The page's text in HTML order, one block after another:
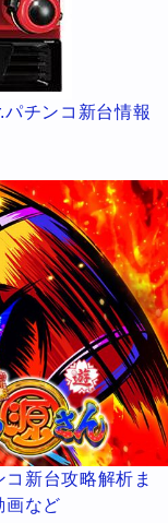
チンコ新台情報
新台攻略解析ま
画など